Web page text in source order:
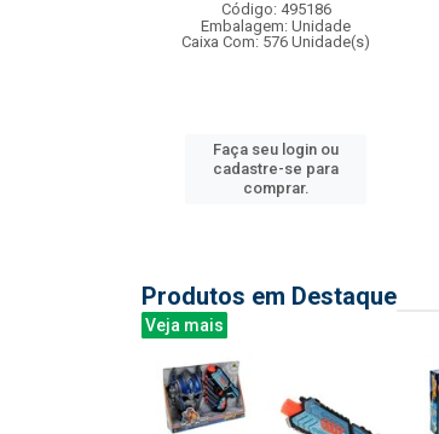
Código: 495186
Embalagem: Unidade
Caixa Com: 576 Unidade(s)
Faça seu login ou
cadastre-se para
comprar.
Produtos em Destaque
Veja mais